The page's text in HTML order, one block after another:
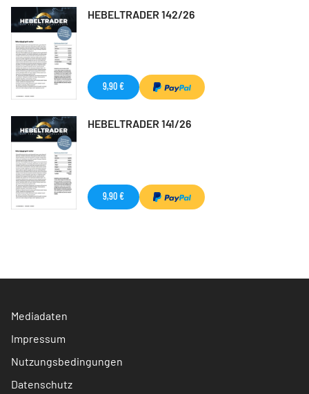
HEBELTRADER 142/26
9,90 €
HEBELTRADER 141/26
9,90 €
Mediadaten
Impressum
Nutzungsbedingungen
Datenschutz